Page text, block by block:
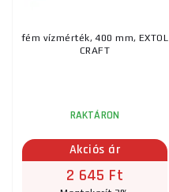
fém vízmérték, 400 mm, EXTOL
CRAFT
RAKTÁRON
Akciós ár
2 645 Ft